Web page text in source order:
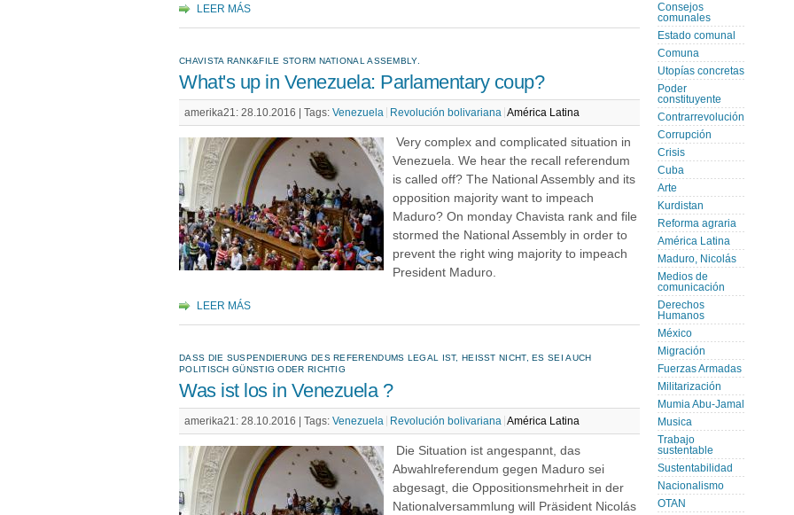
LEER MÁS
CHAVISTA RANK&FILE STORM NATIONAL ASSEMBLY.
What's up in Venezuela: Parlamentary coup?
amerika21: 28.10.2016 | Tags: Venezuela Revolución bolivariana América Latina
Very complex and complicated situation in
Venezuela. We hear the recall referendum
is called off? The National Assembly and its
opposition majority want to impeach
Maduro? On monday Chavista rank and file
stormed the National Assembly in order to
prevent the right wing majority to impeach
President Maduro.
LEER MÁS
DASS DIE SUSPENDIERUNG DES REFERENDUMS LEGAL IST, HEISST NICHT, ES SEI AUCH P
OLITISCH GÜNSTIG ODER RICHTIG
Was ist los in Venezuela ?
amerika21: 28.10.2016 | Tags: Venezuela Revolución bolivariana América Latina
Die Situation ist angespannt, das
Abwahlreferendum gegen Maduro sei
abgesagt, die Oppositionsmehrheit in der
Nationalversammlung will Präsident Nicolás
Consejos
comunales
Estado comunal
Comuna
Utopías concretas
Poder
constituyente
Contrarrevolución
Corrupción
Crisis
Cuba
Arte
Kurdistan
Reforma agraria
América Latina
Maduro, Nicolás
Medios de
comunicación
Derechos
Humanos
México
Migración
Fuerzas Armadas
Militarización
Mumia Abu-Jamal
Musica
Trabajo
sustentable
Sustentabilidad
Nacionalismo
OTAN